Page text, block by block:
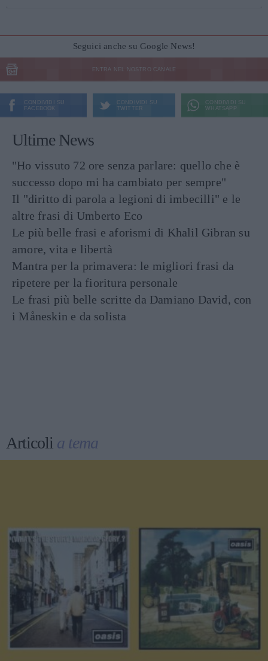
Seguici anche su Google News!
ENTRA NEL NOSTRO CANALE
CONDIVIDI SU
FACEBOOK
CONDIVIDI SU
TWITTER
CONDIVIDI SU
WHATSAPP
Ultime News
"Ho vissuto 72 ore senza parlare: quello che è
successo dopo mi ha cambiato per sempre"
Il "diritto di parola a legioni di imbecilli" e le
altre frasi di Umberto Eco
Le più belle frasi e aforismi di Khalil Gibran su
amore, vita e libertà
Mantra per la primavera: le migliori frasi da
ripetere per la fioritura personale
Le frasi più belle scritte da Damiano David, con
i Måneskin e da solista
Articoli a tema